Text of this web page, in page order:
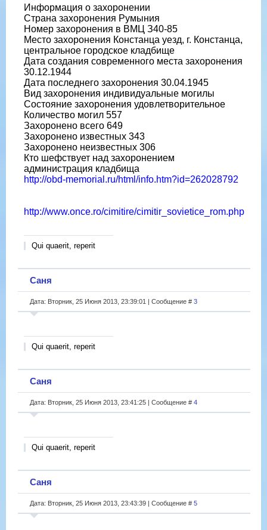
Информация о захоронении
Страна захоронения Румыния
Номер захоронения в ВМЦ З40-85
Место захоронения Констанца уезд, г. Констанца,
центральное городское кладбище
Дата создания современного места захоронения
30.12.1944
Дата последнего захоронения 30.04.1945
Вид захоронения индивидуальные могилы
Состояние захоронения удовлетворительное
Количество могил 557
Захоронено всего 649
Захоронено известных 343
Захоронено неизвестных 306
Кто шефствует над захоронением
администрация кладбища
http://obd-memorial.ru/html/info.htm?id=262028792
http://www.once.ro/cimitire/cimitir_sovietice_rom.php
Qui quaerit, reperit
Саня
Дата: Вторник, 25 Июня 2013, 23:39:01 | Сообщение # 3
Qui quaerit, reperit
Саня
Дата: Вторник, 25 Июня 2013, 23:41:25 | Сообщение # 4
Qui quaerit, reperit
Саня
Дата: Вторник, 25 Июня 2013, 23:43:39 | Сообщение # 5